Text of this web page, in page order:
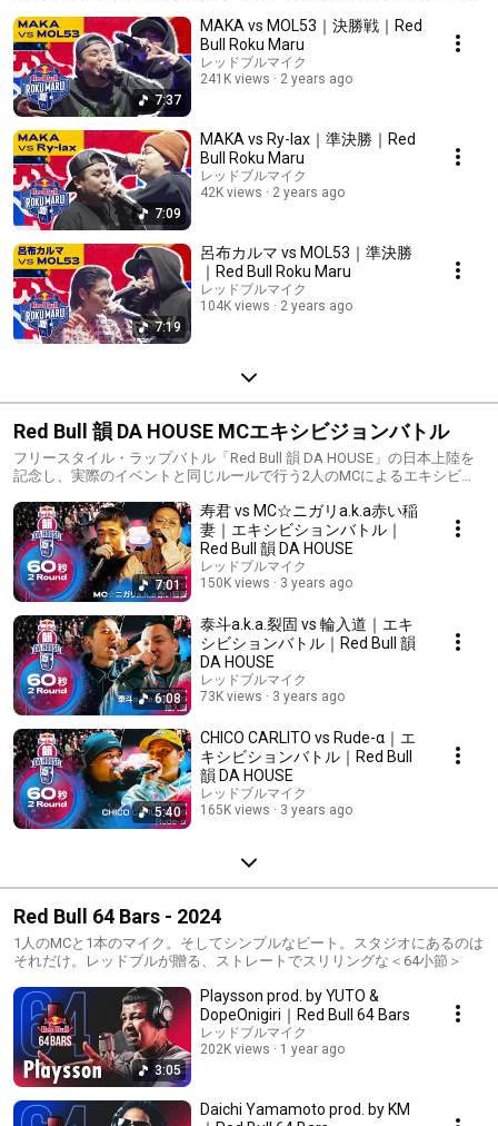
15:00～）会 場：渋谷WOMBイベント詳細はこちら：
https://www.redbull.com/jp-ja/events/red-bull-roku-maru【出演者情報】
ゲストライブ：SKRYUホストMC：怨念JAP、ACE審査員：漢 a.k.a.
GAMI、ERONE、KEN THE 390DJ：DJ YANATAKE、DJ TIGU【バトルMC
情報】018COCRGI WHITEDOTAMAFuma no
KTRL.B.R.LMAKAMOL53NARIMIMIRunLineRy-LaxSATORUYella goat瀧澤
彩夏龍鬼呂布カルマオーディション形式予選の勝者 Red Bull ROKU
MARUの優勝者は1月8日に実施されるKing of Kingsへの出場権を獲得！
7:37
MAKA vs MOL53｜決勝戦｜Red
Bull Roku Maru
レッドブルマイク
241K views
2 years ago
7:09
MAKA vs Ry-lax｜準決勝｜Red
Bull Roku Maru
レッドブルマイク
42K views
2 years ago
7:19
呂布カルマ vs MOL53｜準決勝
｜Red Bull Roku Maru
レッドブルマイク
104K views
2 years ago
Red Bull 韻 DA HOUSE MCエキシビジョンバトル
フリースタイル・ラップバトル「Red Bull 韻 DA HOUSE」の日本上陸を
記念し、実際のイベントと同じルールで行う2人のMCによるエキシビシ
7:01
寿君 vs MC☆ニガリa.k.a赤い稲
妻｜エキシビションバトル｜
Red Bull 韻 DA HOUSE
レッドブルマイク
150K views
3 years ago
6:08
泰斗a.k.a.裂固 vs 輪入道｜エキ
シビションバトル｜Red Bull 韻
DA HOUSE
レッドブルマイク
73K views
3 years ago
5:40
CHICO CARLITO vs Rude-α｜エ
キシビションバトル｜Red Bull
韻 DA HOUSE
レッドブルマイク
165K views
3 years ago
Red Bull 64 Bars - 2024
1人のMCと1本のマイク。そしてシンプルなビート。スタジオにあるのは
それだけ。レッドブルが贈る、ストレートでスリリングな＜64小節＞
3:05
Playsson prod. by YUTO &
DopeOnigiri｜Red Bull 64 Bars
レッドブルマイク
202K views
1 year ago
Daichi Yamamoto prod. by KM